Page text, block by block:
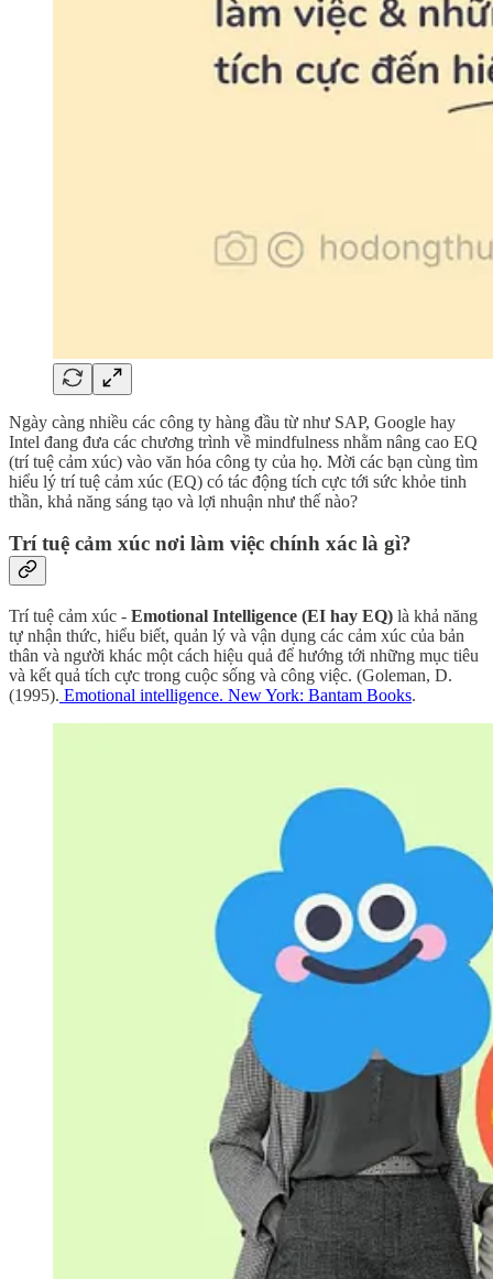
Ngày càng nhiều các công ty hàng đầu từ như SAP, Google hay
Intel đang đưa các chương trình về mindfulness nhằm nâng cao EQ
(trí tuệ cảm xúc) vào văn hóa công ty của họ. Mời các bạn cùng tìm
hiểu lý trí tuệ cảm xúc (EQ) có tác động tích cực tới sức khỏe tinh
thần, khả năng sáng tạo và lợi nhuận như thế nào?
Trí tuệ cảm xúc nơi làm việc chính xác là gì?
Trí tuệ cảm xúc - Emotional Intelligence (EI hay EQ) là khả năng
tự nhận thức, hiểu biết, quản lý và vận dụng các cảm xúc của bản
thân và người khác một cách hiệu quả để hướng tới những mục tiêu
và kết quả tích cực trong cuộc sống và công việc. (Goleman, D.
(1995). Emotional intelligence. New York: Bantam Books.